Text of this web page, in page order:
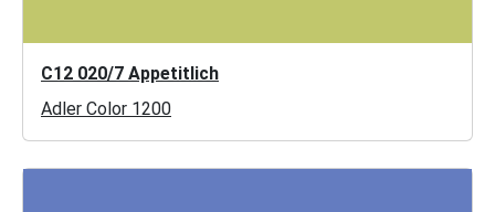
C12 020/7 Appetitlich
Adler Color 1200